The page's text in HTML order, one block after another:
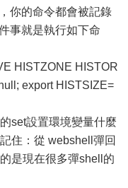
你的命令都會被記錄
事就是執行如下命
HISTZONE HISTOR
export HISTSIZE=
set設置環境變量什麼
住：從 webshell彈回
是現在很多彈shell的